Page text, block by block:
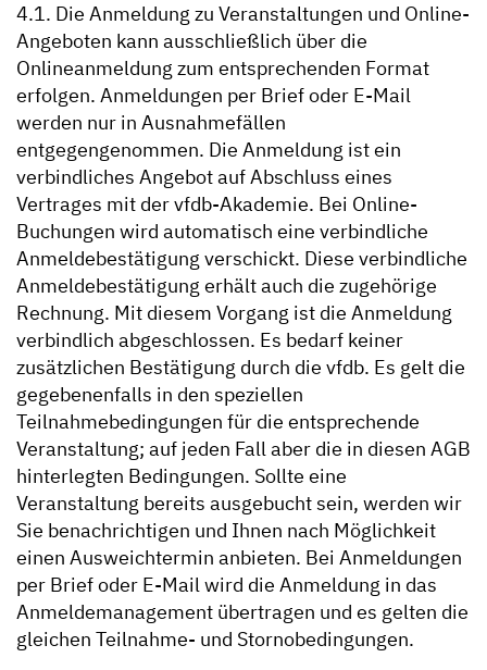
4.1. Die Anmeldung zu Veranstaltungen und Online-
Angeboten kann ausschließlich über die
Onlineanmeldung zum entsprechenden Format
erfolgen. Anmeldungen per Brief oder E-Mail
werden nur in Ausnahmefällen
entgegengenommen. Die Anmeldung ist ein
verbindliches Angebot auf Abschluss eines
Vertrages mit der vfdb-Akademie. Bei Online-
Buchungen wird automatisch eine verbindliche
Anmeldebestätigung verschickt. Diese verbindliche
Anmeldebestätigung erhält auch die zugehörige
Rechnung. Mit diesem Vorgang ist die Anmeldung
verbindlich abgeschlossen. Es bedarf keiner
zusätzlichen Bestätigung durch die vfdb. Es gelt die
gegebenenfalls in den speziellen
Teilnahmebedingungen für die entsprechende
Veranstaltung; auf jeden Fall aber die in diesen AGB
hinterlegten Bedingungen. Sollte eine
Veranstaltung bereits ausgebucht sein, werden wir
Sie benachrichtigen und Ihnen nach Möglichkeit
einen Ausweichtermin anbieten. Bei Anmeldungen
per Brief oder E-Mail wird die Anmeldung in das
Anmeldemanagement übertragen und es gelten die
gleichen Teilnahme- und Stornobedingungen.